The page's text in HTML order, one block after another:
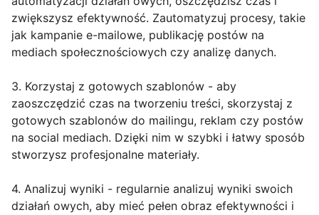
zwiększysz efektywność. Zautomatyzuj procesy, takie
jak kampanie e-mailowe, publikację postów na
mediach społecznościowych czy analizę danych.
3. Korzystaj z gotowych szablonów - aby
zaoszczędzić czas na tworzeniu treści, skorzystaj z
gotowych szablonów do mailingu, reklam czy postów
na social mediach. Dzięki nim w szybki i łatwy sposób
stworzysz profesjonalne materiały.
4. Analizuj wyniki - regularnie analizuj wyniki swoich
działań owych, aby mieć pełen obraz efektywności i